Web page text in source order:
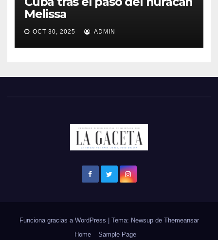
Melissa
OCT 30, 2025 ADMIN
Funciona gracias a WordPress Tema: Newsup de Themeansar
Home
Sample Page